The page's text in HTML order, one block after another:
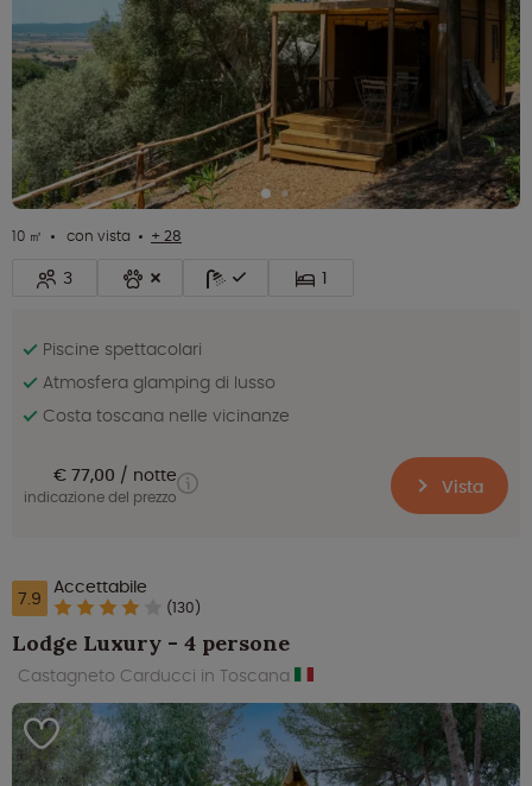
10 ㎡ con vista + 28
3 1
Piscine spettacolari
Atmosfera glamping di lusso
Costa toscana nelle vicinanze
€ 77,00 notte
indicazione del prezzo Vista
7.9 Accettabile
(130)
Lodge Luxury - 4 persone
Castagneto Carducci in Toscana